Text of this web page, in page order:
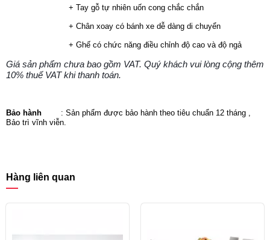
+ Tay gỗ tự nhiên uốn cong chắc chắn
+ Chân xoay có bánh xe dễ dàng di chuyển
+ Ghế có chức năng điều chỉnh độ cao và độ ngả
Giá sản phẩm chưa bao gồm VAT. Quý khách vui lòng cộng thêm
10% thuế VAT khi thanh toán.
Bảo hành : Sản phẩm được bảo hành theo tiêu chuẩn 12 tháng ,
Bảo trì vĩnh viễn.
Hàng liên quan